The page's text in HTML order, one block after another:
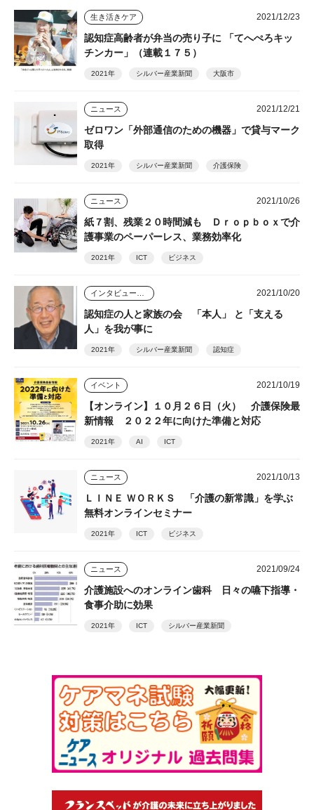
生き活きケア 2021/12/23
認知症高齢者が弁当の売り子に 「てへぺろキッ
チンカー」（連載１７５）
2021年 シルバー産業新聞 大阪市
ニュース 2021/12/21
ゼロワン「外部通信のための機器」で貸与マーク
取得
2021年 シルバー産業新聞 介護保険
ニュース 2021/10/26
紙７割、残業２０時間減も Ｄｒｏｐｂｏｘで介
護事業のペーパーレス、業務効率化
2021年 ICT ビジネス
2021/10/20
認知症の人と家族の会 「本人」 と「支える
人」を我が事に
2021年 シルバー産業新聞 認知症
イベント 2021/10/19
【オンライン】１０月２６日（火） 介護保険最
新情報 ２０２２年に向けた準備と対応
2021年 AI ICT
ニュース 2021/10/13
ＬＩＮＥ ＷＯＲＫＳ 「介護の新常識」を学ぶ
無料オンラインセミナー
2021年 ICT ビジネス
ニュース 2021/09/24
介護施設へのオンライン歯科 日々の嚥下指導・
食事介助に効果
2021年 ICT シルバー産業新聞